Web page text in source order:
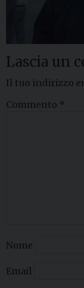
Lascia un
Il tuo indirizzo
Commento *
Nome
Email